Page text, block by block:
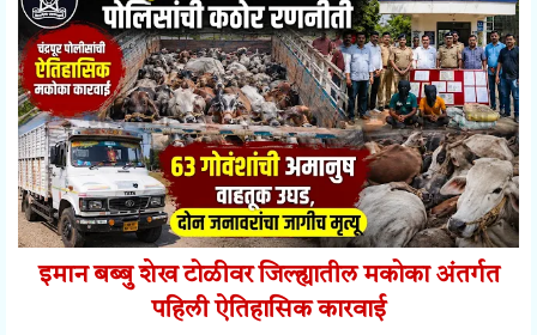
इमान बब्बु शेख टोळीवर जिल्ह्यातील मकोका अंतर्गत
पहिली ऐतिहासिक कारवाई